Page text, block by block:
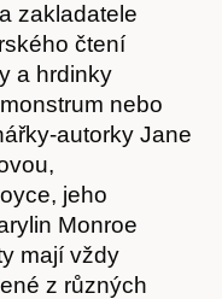
zakladatele
čtení
a hrdinky
nebo
autorky Jane
jeho
Monroe
mají vždy
z různých